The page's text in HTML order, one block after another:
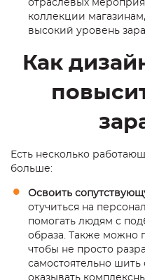
отраслевых
коллекции
высокий уровень
Как
Есть несколько
больше:
Освоить
отучиться на
помогать людям с
образа. Также можно
чтобы не просто
самостоятельно шить
оказывать